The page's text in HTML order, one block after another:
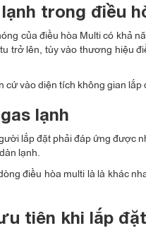
trong điều
của điều hòa Multi có khả
trở lên, tùy vào thương hiệu
vào diện tích không gian lắp
lạnh
lắp đặt phải đáp ứng được
lạnh.
điều hòa multi là là khác
tiên khi lắp